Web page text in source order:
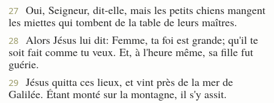
27
Oui, Seigneur, dit-elle, mais les petits chiens mangent
les miettes qui tombent de la table de leurs maîtres.
28
Alors Jésus lui dit: Femme, ta foi est grande; qu'il te
soit fait comme tu veux. Et, à l'heure même, sa fille fut
guérie.
29
Jésus quitta ces lieux, et vint près de la mer de
Galilée. Étant monté sur la montagne, il s'y assit.